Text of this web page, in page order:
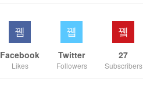
Facebook
Likes
Twitter
Followers
27
Subscribers